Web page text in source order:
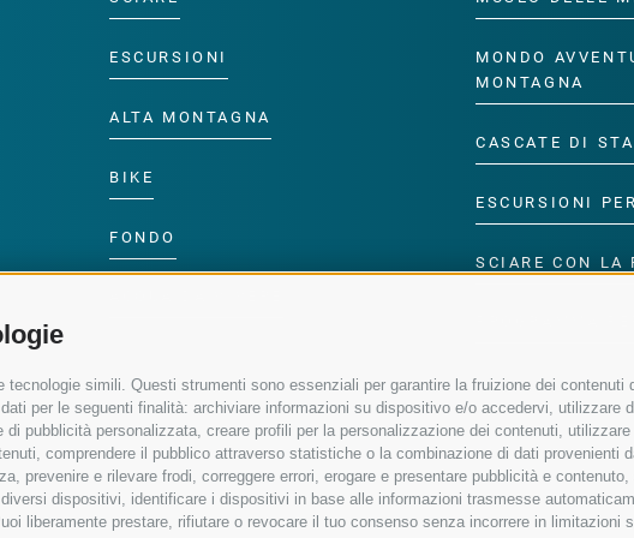
simili. Questi strumenti sono essenziali per garantire la fruizione dei
per le seguenti finalità: archiviare informazioni su dispositivo e/o accedervi, utilizzare
pubblicità personalizzata, creare profili per la personalizzazione dei contenuti,
comprendere il pubblico attraverso statistiche o la combinazione di dati
prevenire e rilevare frodi, correggere errori, erogare e presentare pubblicità e
dispositivi, identificare i dispositivi in base alle informazioni trasmesse
liberamente prestare, rifiutare o revocare il tuo consenso senza incorrere in
ESCURSIONI
ALTA MONTAGNA
BIKE
FONDO
MONDO
MONTAGNA
CASCATE DI
ESCURSIONI
SCIARE CON LA